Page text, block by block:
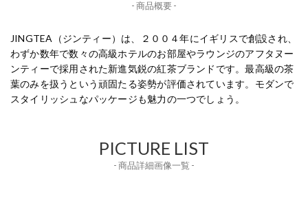
- 商品概要 -
JINGTEA（ジンティー）は、２００４年にイギリスで創設され、
わずか数年で数々の高級ホテルのお部屋やラウンジのアフタヌー
ンティーで採用された新進気鋭の紅茶ブランドです。最高級の茶
葉のみを扱うという頑固たる姿勢が評価されています。モダンで
スタイリッシュなパッケージも魅力の一つでしょう。
PICTURE LIST
- 商品詳細画像一覧 -